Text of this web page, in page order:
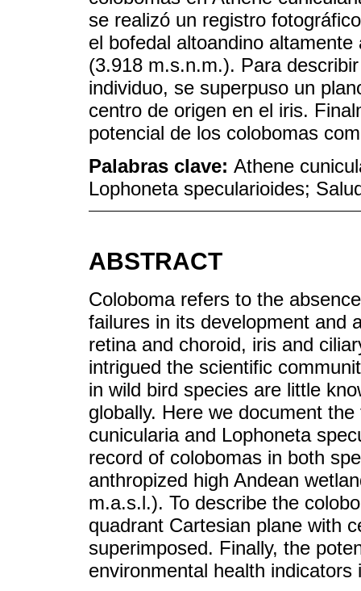
se realizó un registro
el bofedal altoandino altamente
(3.918 m.s.n.m.). Para
individuo, se superpuso un
centro de origen en el iris.
potencial de los colobomas
Palabras clave: Athene
Lophoneta specularioides;
ABSTRACT
Coloboma refers to the
failures in its development and
retina and choroid, iris and
intrigued the scientific
in wild bird species are little
globally. Here we document
cunicularia and Lophoneta
record of colobomas in both
anthropized high Andean
m.a.s.l.). To describe the
quadrant Cartesian plane with
superimposed. Finally, the
environmental health indicators